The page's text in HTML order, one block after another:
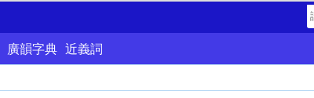
廣韻字典 近義詞